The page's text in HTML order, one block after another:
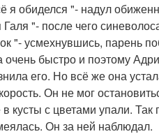
я обиделся "- надул
"- после чего
"- усмехнувшись, парень
быстро и поэтому
его. Но всё же она
Он не мог
кусты с цветами упали.
Он за ней наблюдал.